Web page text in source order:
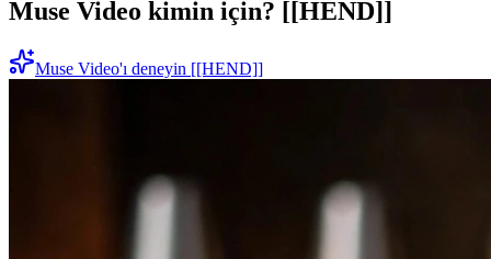
Muse Video kimin için? [[HEND]]
Muse Video'ı deneyin [[HEND]]